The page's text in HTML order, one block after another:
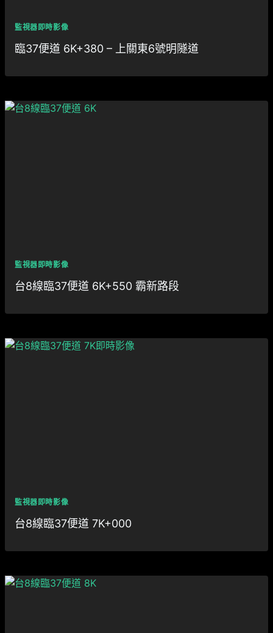
監視器即時影像
臨37便道 6K+380 – 上關東6號明隧道
監視器即時影像
台8線臨37便道 6K+550 霸新路段
監視器即時影像
台8線臨37便道 7K+000